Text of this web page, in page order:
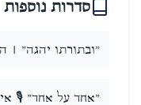
סדרות נוספות
"ובתורתו יהגה" |
"אחד על אחד" 🎙️